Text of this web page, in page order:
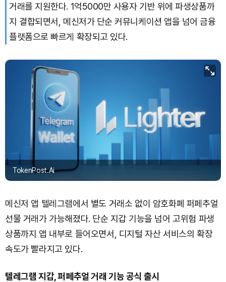
거래를 지원한다. 1억5000만 사용자 기반 위에 파생상품까
지 결합되면서, 메신저가 단순 커뮤니케이션 앱을 넘어 금융
플랫폼으로 빠르게 확장되고 있다.
TokenPost.Ai
메신저 앱 텔레그램에서 별도 거래소 없이 암호화폐 퍼페추얼
선물 거래가 가능해졌다. 단순 지갑 기능을 넘어 고위험 파생
상품까지 앱 내부로 들어오면서, 디지털 자산 서비스의 확장
속도가 빨라지고 있다.
텔레그램 지갑, 퍼페추얼 거래 기능 공식 출시